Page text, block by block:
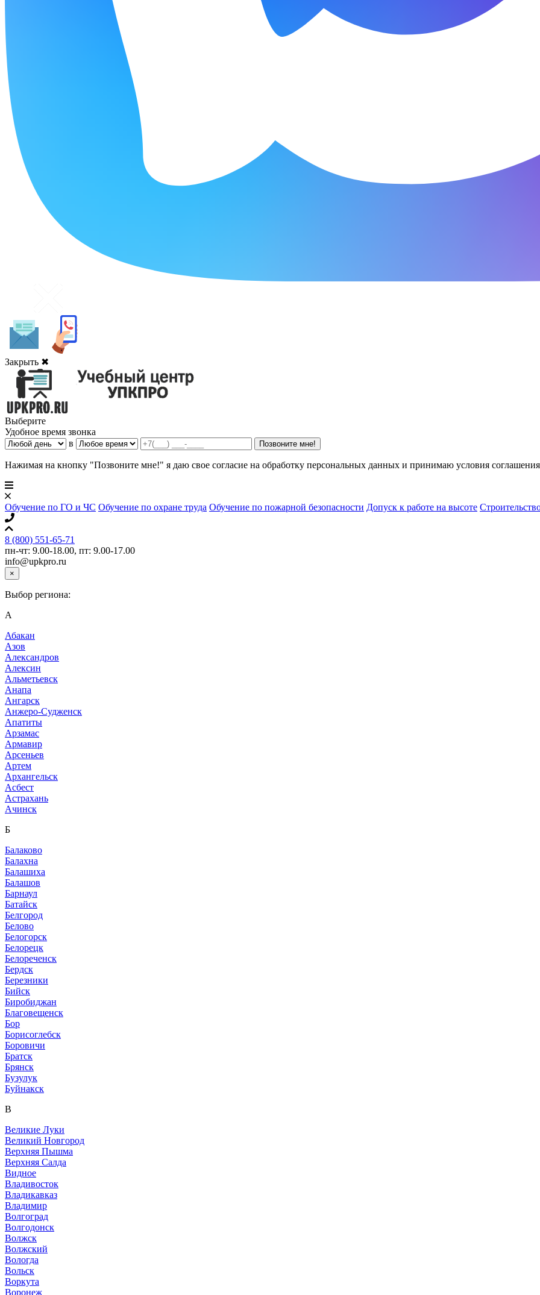
Закрыть ✖
Выберите
Удобное время звонка
в
Нажимая на кнопку "Позвоните мне!" я даю свое согласие на обработку персональных данных и принимаю условия соглашения
Обучение по ГО и ЧС Обучение по охране труда Обучение по пожарной безопасности Допуск к работе на высоте
8 (800) 551-65-71
пн-чт: 9.00-18.00, пт: 9.00-17.00
info@upkpro.ru
×
Выбор региона:
А
Абакан
Азов
Александров
Алексин
Альметьевск
Анапа
Ангарск
Анжеро-Судженск
Апатиты
Арзамас
Армавир
Арсеньев
Артем
Архангельск
Асбест
Астрахань
Ачинск
Б
Балаково
Балахна
Балашиха
Балашов
Барнаул
Батайск
Белгород
Белово
Белогорск
Белорецк
Белореченск
Бердск
Березники
Бийск
Биробиджан
Благовещенск
Бор
Борисоглебск
Боровичи
Братск
Брянск
Бузулук
Буйнакск
В
Великие Луки
Великий Новгород
Верхняя Пышма
Верхняя Салда
Видное
Владивосток
Владикавказ
Владимир
Волгоград
Волгодонск
Волжск
Волжский
Вологда
Вольск
Воркута
Воронеж